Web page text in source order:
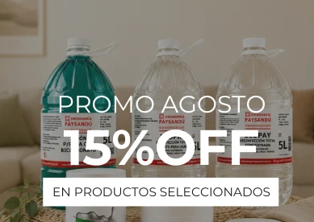
PRODUCTOS QUE TE PUEDEN INTERESAR